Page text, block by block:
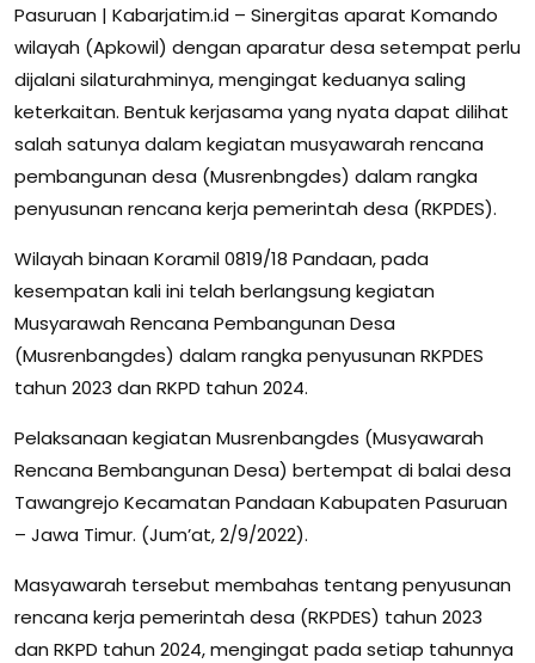
Pasuruan | Kabarjatim.id – Sinergitas aparat Komando
wilayah (Apkowil) dengan aparatur desa setempat perlu
dijalani silaturahminya, mengingat keduanya saling
keterkaitan. Bentuk kerjasama yang nyata dapat dilihat
salah satunya dalam kegiatan musyawarah rencana
pembangunan desa (Musrenbngdes) dalam rangka
penyusunan rencana kerja pemerintah desa (RKPDES).
Wilayah binaan Koramil 0819/18 Pandaan, pada
kesempatan kali ini telah berlangsung kegiatan
Musyarawah Rencana Pembangunan Desa
(Musrenbangdes) dalam rangka penyusunan RKPDES
tahun 2023 dan RKPD tahun 2024.
Pelaksanaan kegiatan Musrenbangdes (Musyawarah
Rencana Bembangunan Desa) bertempat di balai desa
Tawangrejo Kecamatan Pandaan Kabupaten Pasuruan
– Jawa Timur. (Jum’at, 2/9/2022).
Masyawarah tersebut membahas tentang penyusunan
rencana kerja pemerintah desa (RKPDES) tahun 2023
dan RKPD tahun 2024, mengingat pada setiap tahunnya